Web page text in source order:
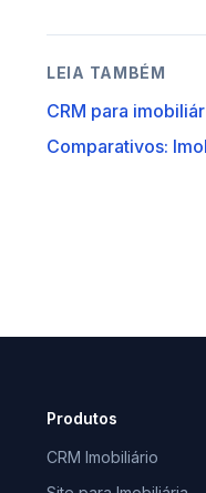
LEIA TAMBÉM
CRM para
Comparativos:
Produtos
CRM Imobiliário